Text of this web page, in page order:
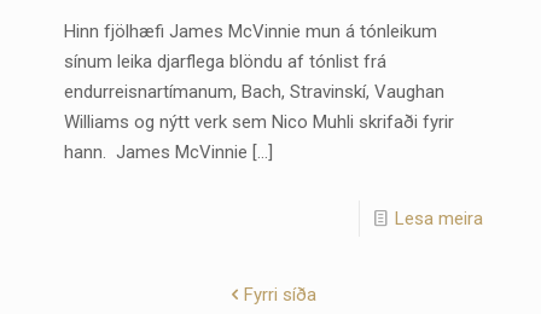
Hinn fjölhæfi James McVinnie mun á tónleikum
sínum leika djarflega blöndu af tónlist frá
endurreisnartímanum, Bach, Stravinskí, Vaughan
Williams og nýtt verk sem Nico Muhli skrifaði fyrir
hann. James McVinnie […]
Lesa meira
Fyrri síða